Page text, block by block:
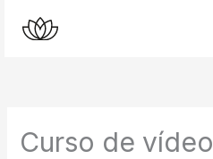
Curso de vídeo